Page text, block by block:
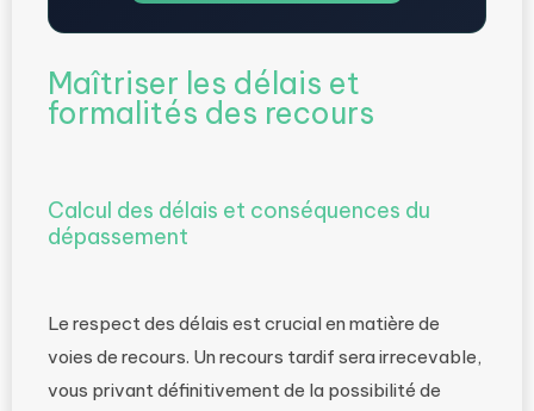
Maîtriser les délais et
formalités des recours
Calcul des délais et conséquences du
dépassement
Le respect des délais est crucial en matière de
voies de recours. Un recours tardif sera irrecevable,
vous privant définitivement de la possibilité de